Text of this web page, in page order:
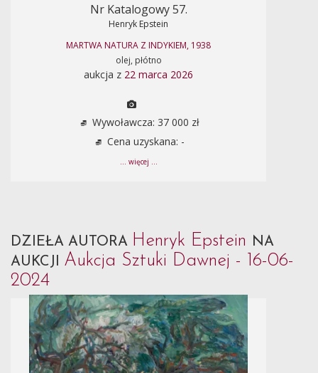
Nr Katalogowy 57.
Henryk Epstein
MARTWA NATURA Z INDYKIEM, 1938
olej, płótno
aukcja z 22 marca 2026
Wywoławcza: 37 000 zł
Cena uzyskana: -
... więcej ...
DZIEŁA AUTORA Henryk Epstein NA
AUKCJI Aukcja Sztuki Dawnej - 16-06-
2024